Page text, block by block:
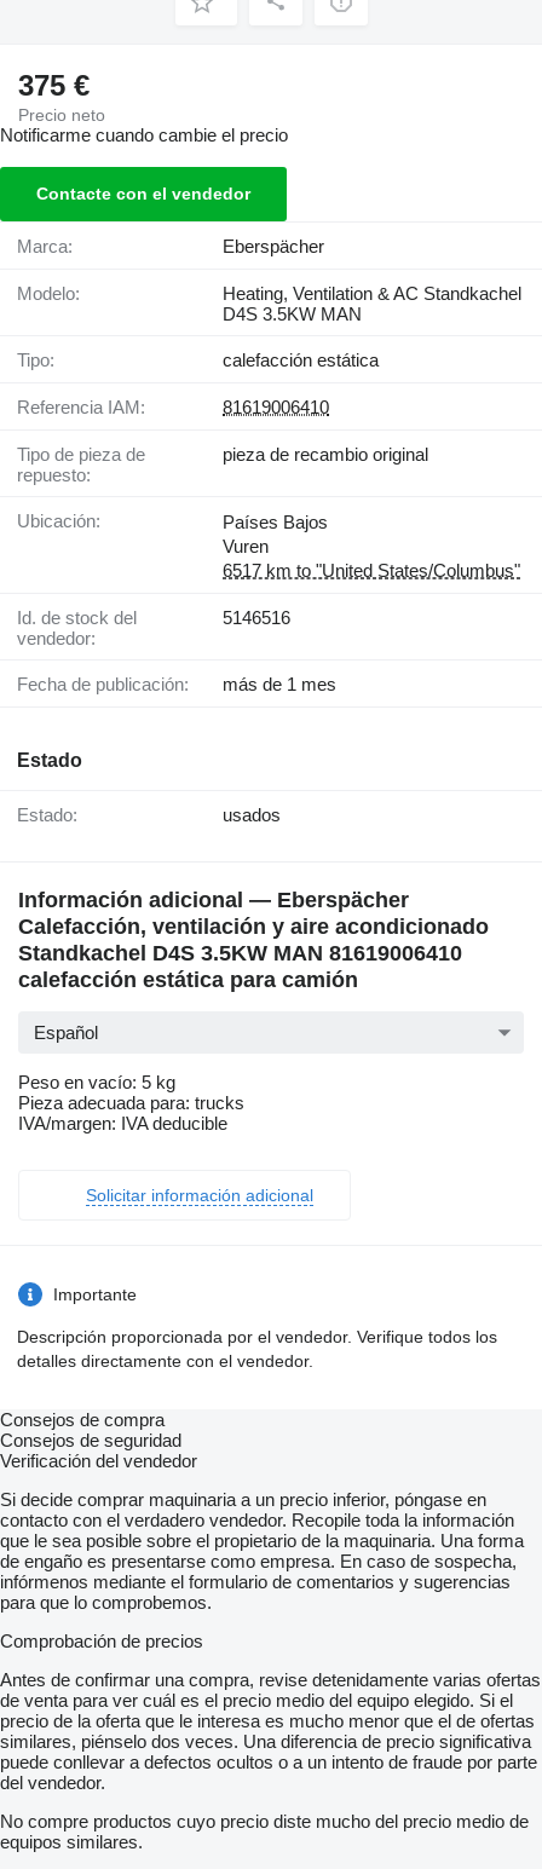
375 €
Precio neto
Notificarme cuando cambie el precio
Contacte con el vendedor
Marca: Eberspächer
Modelo:
Heating, Ventilation & AC Standkachel
D4S 3.5KW MAN
Tipo: calefacción estática
Referencia IAM: 81619006410
Tipo de pieza de
repuesto:
pieza de recambio original
Ubicación:
Países Bajos
Vuren
6517 km to "United States/Columbus"
Id. de stock del
vendedor:
5146516
Fecha de publicación: más de 1 mes
Estado
Estado: usados
Información adicional — Eberspächer
Calefacción, ventilación y aire acondicionado
Standkachel D4S 3.5KW MAN 81619006410
calefacción estática para camión
Español
Peso en vacío: 5 kg
Pieza adecuada para: trucks
IVA/margen: IVA deducible
Solicitar información adicional
Importante
Descripción proporcionada por el vendedor. Verifique todos los
detalles directamente con el vendedor.
Consejos de compra
Consejos de seguridad
Verificación del vendedor
Si decide comprar maquinaria a un precio inferior, póngase en
contacto con el verdadero vendedor. Recopile toda la información
que le sea posible sobre el propietario de la maquinaria. Una forma
de engaño es presentarse como empresa. En caso de sospecha,
infórmenos mediante el formulario de comentarios y sugerencias
para que lo comprobemos.
Comprobación de precios
Antes de confirmar una compra, revise detenidamente varias ofertas
de venta para ver cuál es el precio medio del equipo elegido. Si el
precio de la oferta que le interesa es mucho menor que el de ofertas
similares, piénselo dos veces. Una diferencia de precio significativa
puede conllevar a defectos ocultos o a un intento de fraude por parte
del vendedor.
No compre productos cuyo precio diste mucho del precio medio de
equipos similares.